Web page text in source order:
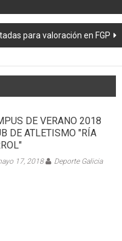
para valoración en FGP
DE VERANO 2018
DE ATLETISMO "RÍA
17, 2018
Deporte Galicia